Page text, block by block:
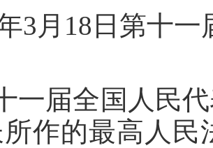
3月18日第十
届全国人民代
作的最高人民